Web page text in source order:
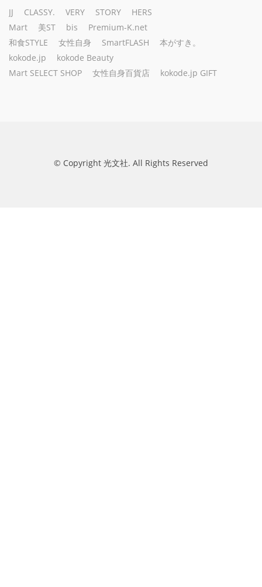
JJ CLASSY. VERY STORY
HERS
Mart
美ST bis
Premium-K.net
和食STYLE
女性自身 SmartFLASH
本がすき。
kokode.jp
kokode Beauty
Mart SELECT SHOP
女性自身百貨店 kokode.jp GIFT
© Copyright 光文社. All Rights Reserved